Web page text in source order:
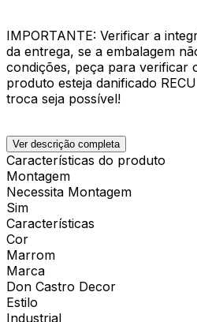
IMPORTANTE: Verificar a
da entrega, se a embalagem
condições, peça para verificar
produto esteja danificado
troca seja possível!
Ver descrição completa
Características do produto
Montagem
Necessita Montagem
Sim
Características
Cor
Marrom
Marca
Don Castro Decor
Estilo
Industrial